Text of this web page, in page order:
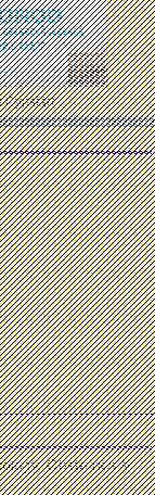
Obstetrics &
Gynstart